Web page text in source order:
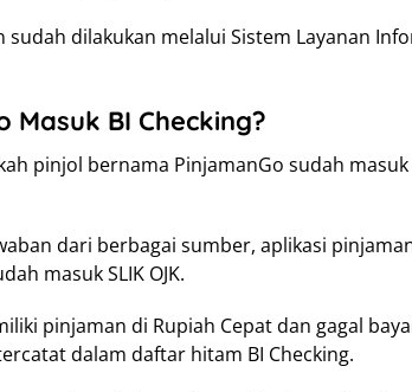
sudah dilakukan melalui Sistem Layanan
Masuk BI Checking?
pinjol bernama PinjamanGo sudah
dari berbagai sumber, aplikasi
masuk SLIK OJK.
pinjaman di Rupiah Cepat dan gagal
dalam daftar hitam BI Checking.